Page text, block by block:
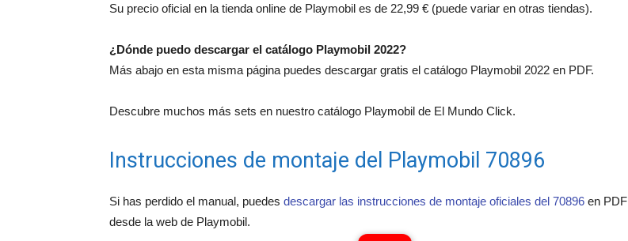
Su precio oficial en la tienda online de Playmobil es de 22,99 € (puede variar en otras tiendas).
¿Dónde puedo descargar el catálogo Playmobil 2022?
Más abajo en esta misma página puedes descargar gratis el catálogo Playmobil 2022 en PDF.
Descubre muchos más sets en nuestro catálogo Playmobil de El Mundo Click.
Instrucciones de montaje del Playmobil 70896
Si has perdido el manual, puedes descargar las instrucciones de montaje oficiales del 70896 en PDF
desde la web de Playmobil.